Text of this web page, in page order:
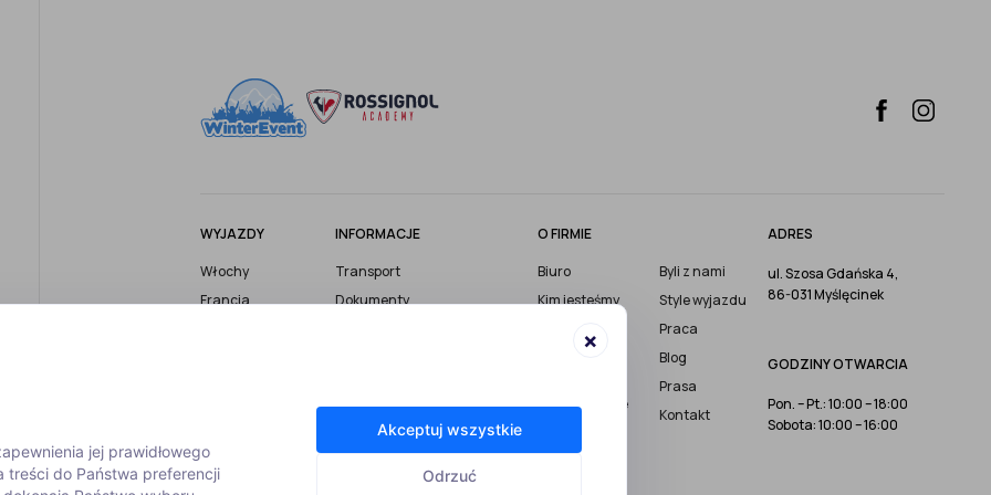
WYJAZDY
Włochy
Francja
instruktorem
INFORMACJE
Transport
Dokumenty
Gwarancyjny
Informacje i porady
O FIRMIE
Biuro
Kim jesteśmy
narciarska
Wypożyczenie
Nasze sklepy
Byli z nami
Style wyjazdu
Praca
Blog
Prasa
Kontakt
ADRES
ul. Szosa Gdańska 4,
86-031 Myślęcinek
GODZINY OTWARCIA
Pon. – Pt.: 10:00 – 18:00
Sobota: 10:00 – 16:00
×
jej prawidłowego
treści do Państwa preferencji
Akceptuj wszystkie
Odrzuć